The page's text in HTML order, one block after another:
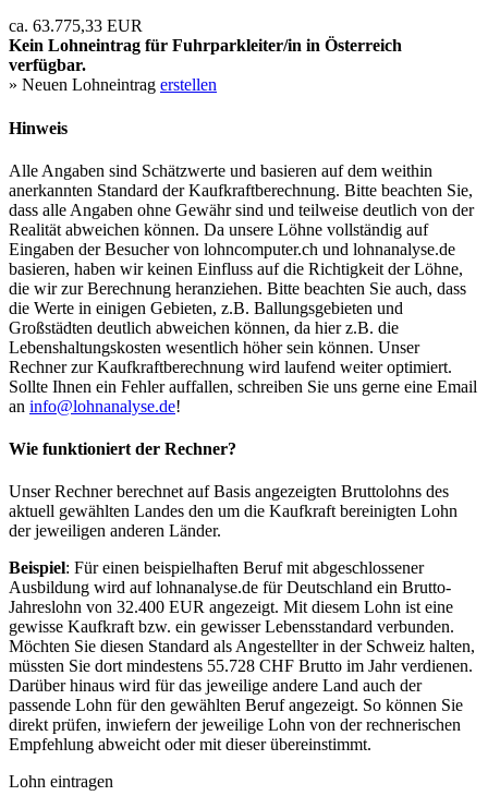
ca. 63.775,33 EUR
Kein Lohneintrag für Fuhrparkleiter/in in Österreich
verfügbar.
» Neuen Lohneintrag erstellen
Hinweis
Alle Angaben sind Schätzwerte und basieren auf dem weithin
anerkannten Standard der Kaufkraftberechnung. Bitte beachten Sie,
dass alle Angaben ohne Gewähr sind und teilweise deutlich von der
Realität abweichen können. Da unsere Löhne vollständig auf
Eingaben der Besucher von lohncomputer.ch und lohnanalyse.de
basieren, haben wir keinen Einfluss auf die Richtigkeit der Löhne,
die wir zur Berechnung heranziehen. Bitte beachten Sie auch, dass
die Werte in einigen Gebieten, z.B. Ballungsgebieten und
Großstädten deutlich abweichen können, da hier z.B. die
Lebenshaltungskosten wesentlich höher sein können. Unser
Rechner zur Kaufkraftberechnung wird laufend weiter optimiert.
Sollte Ihnen ein Fehler auffallen, schreiben Sie uns gerne eine Email
an info@lohnanalyse.de!
Wie funktioniert der Rechner?
Unser Rechner berechnet auf Basis angezeigten Bruttolohns des
aktuell gewählten Landes den um die Kaufkraft bereinigten Lohn
der jeweiligen anderen Länder.
Beispiel: Für einen beispielhaften Beruf mit abgeschlossener
Ausbildung wird auf lohnanalyse.de für Deutschland ein Brutto-
Jahreslohn von 32.400 EUR angezeigt. Mit diesem Lohn ist eine
gewisse Kaufkraft bzw. ein gewisser Lebensstandard verbunden.
Möchten Sie diesen Standard als Angestellter in der Schweiz halten,
müssten Sie dort mindestens 55.728 CHF Brutto im Jahr verdienen.
Darüber hinaus wird für das jeweilige andere Land auch der
passende Lohn für den gewählten Beruf angezeigt. So können Sie
direkt prüfen, inwiefern der jeweilige Lohn von der rechnerischen
Empfehlung abweicht oder mit dieser übereinstimmt.
Lohn eintragen